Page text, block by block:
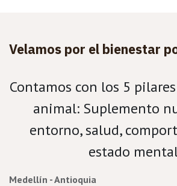
Velamos por el bienestar
Contamos con los 5
animal: Suplemento
entorno, salud,
estado
Medellín - Antioquia